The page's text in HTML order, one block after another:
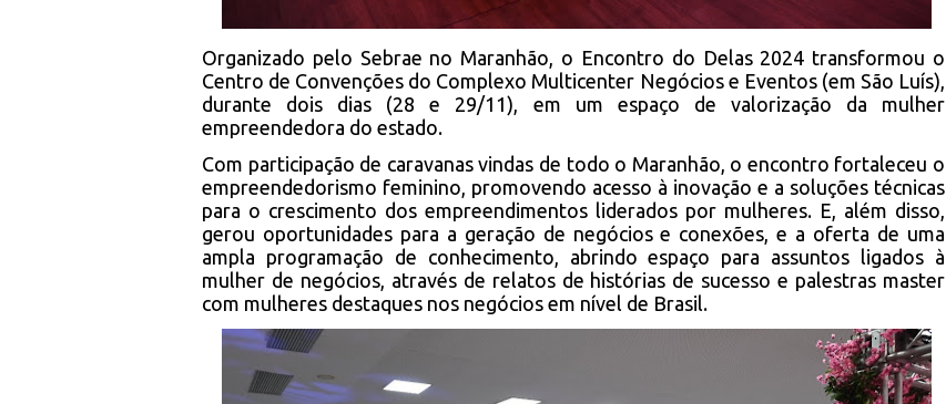
Organizado pelo Sebrae no Maranhão, o Encontro do Delas 2024 transformou o
Centro de Convenções do Complexo Multicenter Negócios e Eventos (em São Luís),
durante dois dias (28 e 29/11), em um espaço de valorização da mulher
empreendedora do estado.
Com participação de caravanas vindas de todo o Maranhão, o encontro fortaleceu o
empreendedorismo feminino, promovendo acesso à inovação e a soluções técnicas
para o crescimento dos empreendimentos liderados por mulheres. E, além disso,
gerou oportunidades para a geração de negócios e conexões, e a oferta de uma
ampla programação de conhecimento, abrindo espaço para assuntos ligados à
mulher de negócios, através de relatos de histórias de sucesso e palestras master
com mulheres destaques nos negócios em nível de Brasil.